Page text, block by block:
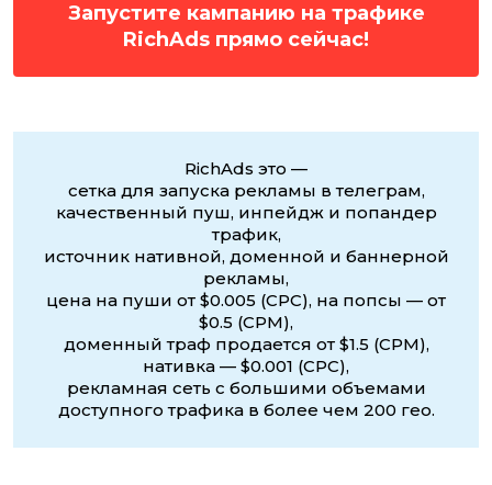
Запустите кампанию на трафике
RichAds прямо сейчас!
RichAds это —
сетка для запуска рекламы в телеграм,
качественный пуш, инпейдж и попандер
трафик,
источник нативной, доменной и баннерной
рекламы,
цена на пуши от $0.005 (CPC), на попсы — от
$0.5 (CPM),
доменный траф продается от $1.5 (CPM),
нативка — $0.001 (CPC),
рекламная сеть с большими объемами
доступного трафика в более чем 200 гео.